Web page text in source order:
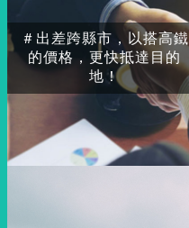
＃出差跨縣市，以搭高鐵
的價格，更快抵達目的
地！